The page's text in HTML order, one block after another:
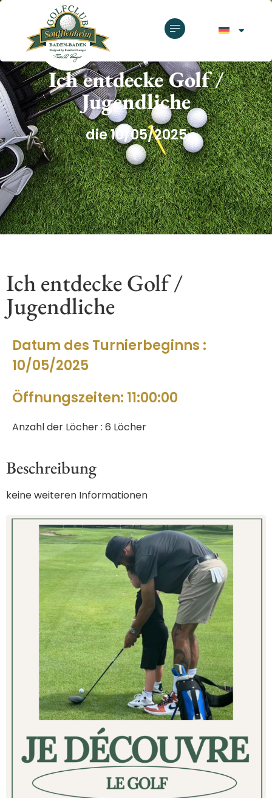
GOLFCLUB SOUFFLENHEIM
Ich entdecke Golf /
Jugendliche
die 10/05/2025
Ich entdecke Golf /
Jugendliche
Datum des Turnierbeginns :
10/05/2025
Öffnungszeiten: 11:00:00
Anzahl der Löcher : 6 Löcher
Beschreibung
keine weiteren Informationen